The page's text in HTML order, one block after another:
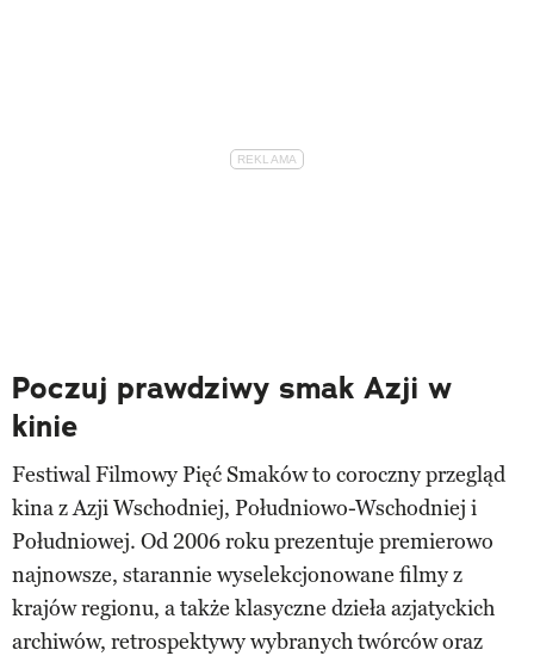
Poczuj prawdziwy smak Azji w
kinie
Festiwal Filmowy Pięć Smaków to coroczny przegląd
kina z Azji Wschodniej, Południowo-Wschodniej i
Południowej. Od 2006 roku prezentuje premierowo
najnowsze, starannie wyselekcjonowane filmy z
krajów regionu, a także klasyczne dzieła azjatyckich
archiwów, retrospektywy wybranych twórców oraz